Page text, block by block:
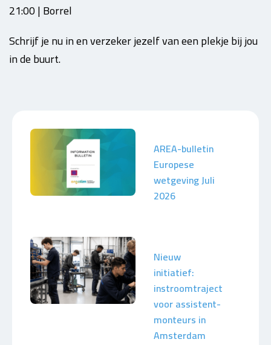
21:00 | Borrel
Schrijf je nu in en verzeker jezelf van een plekje bij jou
in de buurt.
AREA-bulletin
Europese
wetgeving Juli
2026
Nieuw
initiatief:
instroomtraject
voor assistent-
monteurs in
Amsterdam